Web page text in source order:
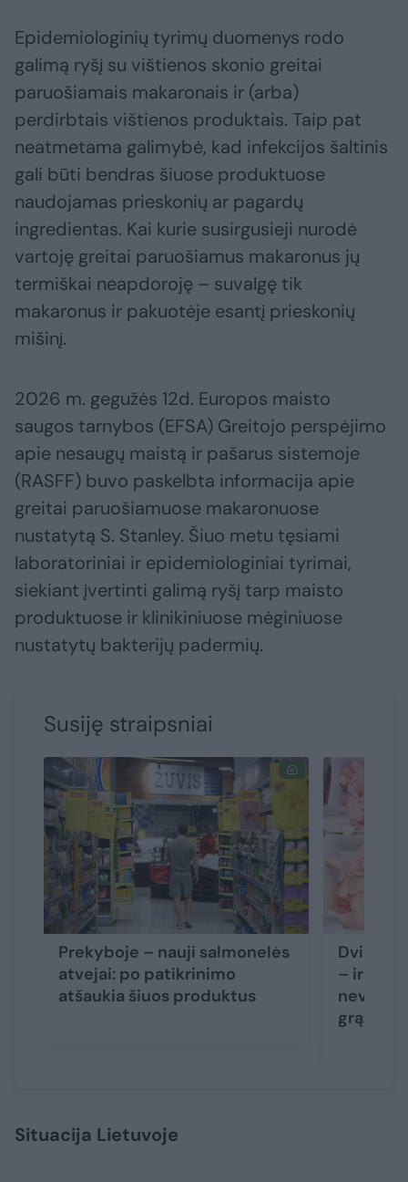
Epidemiologinių tyrimų duomenys rodo
galimą ryšį su vištienos skonio greitai
paruošiamais makaronais ir (arba)
perdirbtais vištienos produktais. Taip pat
neatmetama galimybė, kad infekcijos šaltinis
gali būti bendras šiuose produktuose
naudojamas prieskonių ar pagardų
ingredientas. Kai kurie susirgusieji nurodė
vartoję greitai paruošiamus makaronus jų
termiškai neapdoroję – suvalgę tik
makaronus ir pakuotėje esantį prieskonių
mišinį.
2026 m. gegužės 12d. Europos maisto
saugos tarnybos (EFSA) Greitojo perspėjimo
apie nesaugų maistą ir pašarus sistemoje
(RASFF) buvo paskelbta informacija apie
greitai paruošiamuose makaronuose
nustatytą S. Stanley. Šiuo metu tęsiami
laboratoriniai ir epidemiologiniai tyrimai,
siekiant įvertinti galimą ryšį tarp maisto
produktuose ir klinikiniuose mėginiuose
nustatytų bakterijų padermių.
Susiję straipsniai
Prekyboje – nauji salmonelės
atvejai: po patikrinimo
atšaukia šiuos produktus
– ir vėl
grąžinti
Situacija Lietuvoje